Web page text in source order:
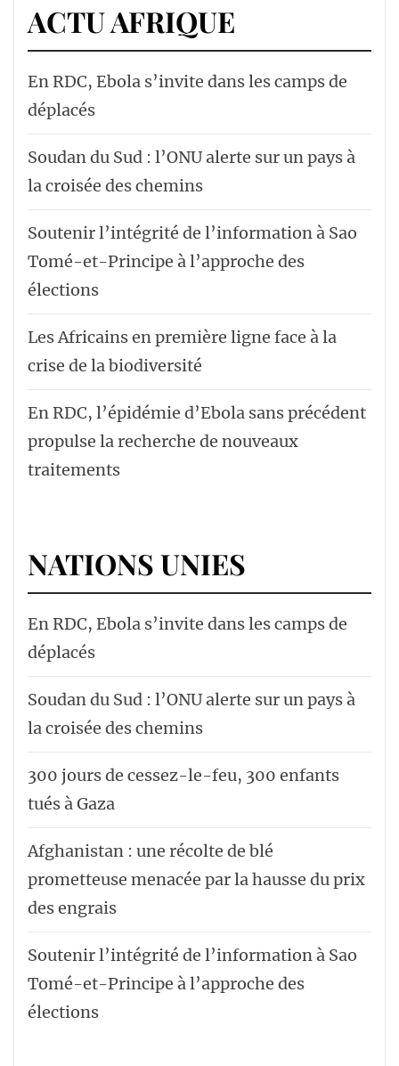
ACTU AFRIQUE
En RDC, Ebola s’invite dans les camps de
déplacés
Soudan du Sud : l’ONU alerte sur un pays à
la croisée des chemins
Soutenir l’intégrité de l’information à Sao
Tomé-et-Principe à l’approche des
élections
Les Africains en première ligne face à la
crise de la biodiversité
En RDC, l’épidémie d’Ebola sans précédent
propulse la recherche de nouveaux
traitements
NATIONS UNIES
En RDC, Ebola s’invite dans les camps de
déplacés
Soudan du Sud : l’ONU alerte sur un pays à
la croisée des chemins
300 jours de cessez-le-feu, 300 enfants
tués à Gaza
Afghanistan : une récolte de blé
prometteuse menacée par la hausse du prix
des engrais
Soutenir l’intégrité de l’information à Sao
Tomé-et-Principe à l’approche des
élections